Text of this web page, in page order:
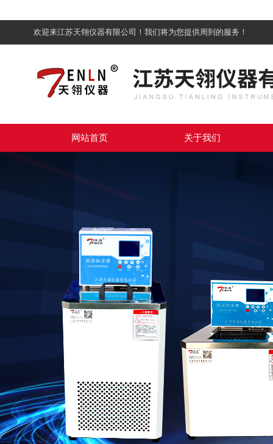
欢迎来江苏天翎仪器有限公司！我们将为您提供周到的服务！
网站首页 关于我们